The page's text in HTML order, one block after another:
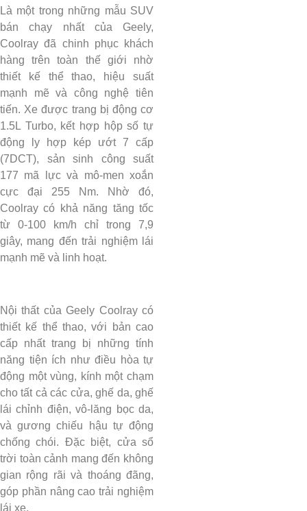
Là một trong những mẫu SUV
bán chạy nhất của Geely,
Coolray đã chinh phục khách
hàng trên toàn thế giới nhờ
thiết kế thể thao, hiệu suất
mạnh mẽ và công nghệ tiên
tiến. Xe được trang bị động cơ
1.5L Turbo, kết hợp hộp số tự
động ly hợp kép ướt 7 cấp
(7DCT), sản sinh công suất
177 mã lực và mô-men xoắn
cực đại 255 Nm. Nhờ đó,
Coolray có khả năng tăng tốc
từ 0-100 km/h chỉ trong 7,9
giây, mang đến trải nghiệm lái
mạnh mẽ và linh hoạt.
Nội thất của Geely Coolray có
thiết kế thể thao, với bản cao
cấp nhất trang bị những tính
năng tiện ích như điều hòa tự
động một vùng, kính một chạm
cho tất cả các cửa, ghế da, ghế
lái chỉnh điện, vô-lăng bọc da,
và gương chiếu hậu tự động
chống chói. Đặc biệt, cửa sổ
trời toàn cảnh mang đến không
gian rộng rãi và thoáng đãng,
góp phần nâng cao trải nghiệm
lái xe.